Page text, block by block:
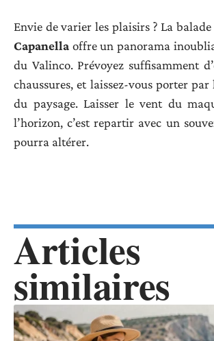
Envie de varier les plaisirs ? La
Capanella offre un panorama
du Valinco. Prévoyez suffisamment
chaussures, et laissez-vous porter
du paysage. Laisser le vent du
l’horizon, c’est repartir avec un
pourra altérer.
Articles
similaires